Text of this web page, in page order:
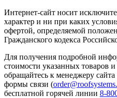
Интернет-сайт носит
характер и ни при каких
офертой, определяемой
Гражданского кодекса
Для получения подробной
стоимости указанных товаров
обращайтесь к менеджеру
формы связи (
бесплатной горячей линии 8-